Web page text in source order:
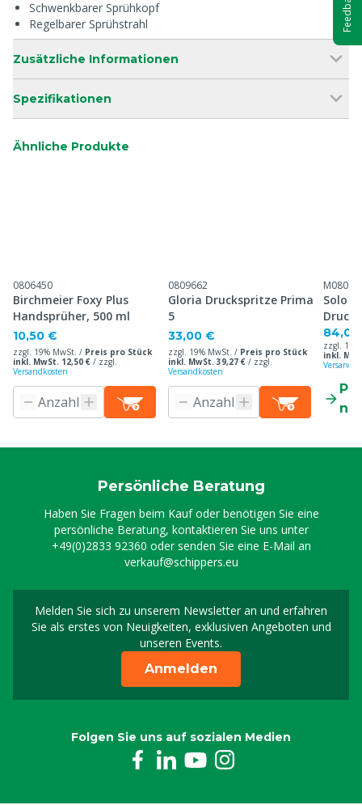
Schwenkbarer Sprühkopf
Regelbarer Sprühstrahl
Zusätzliche Informationen
Spezifikationen
Ähnliche Produkte
0806450
Birchmeier Foxy Plus
Handsprüher, 500 ml
10,50 €
zzgl. 19% MwSt. / Preis pro Stück
inkl. MwSt. 12,50 € / zzgl.
Versandkosten
0809662
Gloria Druckspritze Prima
5
33,00 €
zzgl. 19% MwSt. / Preis pro Stück
inkl. MwSt. 39,27 € / zzgl.
Versandkosten
Solo
liter
zzgl.
inkl.
Persönliche Beratung
Haben Sie Fragen beim Kauf oder benötigen Sie eine
persönliche Beratung, kontaktieren Sie uns unter
+49(0)2833 92360 oder senden Sie eine E-Mail an
verkauf@schippers.eu
Melden Sie sich zu unserem Newsletter an und erfahren
Sie als erstes von Neuigkeiten, exklusiven Angeboten und
unseren Events.
Melden Sie sich für
Anmelden
Folgen Sie uns auf sozialen Medien
Feedback